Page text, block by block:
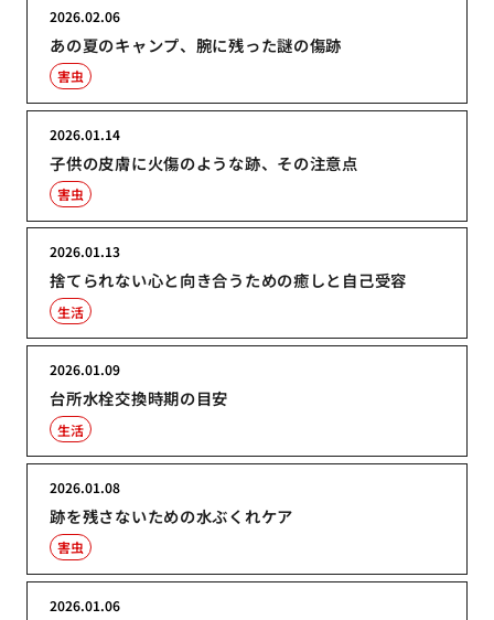
あの夏のキャンプ、腕に残った謎の傷跡
2026.02.06
害虫
子供の皮膚に火傷のような跡、その注意点
2026.01.14
害虫
捨てられない心と向き合うための癒しと自己受容
2026.01.13
生活
台所水栓交換時期の目安
2026.01.09
生活
跡を残さないための水ぶくれケア
2026.01.08
害虫
2026.01.06